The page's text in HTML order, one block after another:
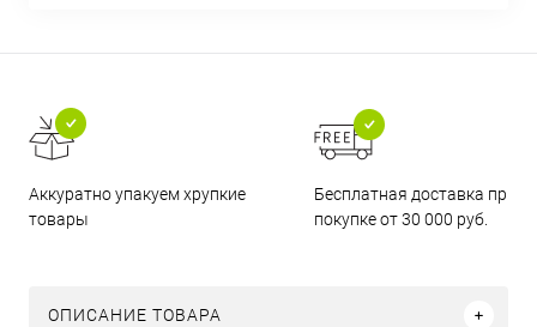
Аккуратно упакуем хрупкие
товары
Бесплатная доставка при
покупке от 30 000 руб.
ОПИСАНИЕ ТОВАРА